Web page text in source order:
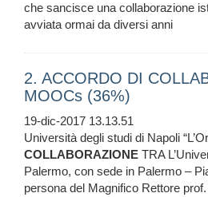
che sancisce una collaborazione
avviata ormai da diversi anni
2. ACCORDO DI
MOOCs (36%)
19-dic-2017 13.13.51
Università degli studi di Napoli
COLLABORAZIONE TRA
Palermo, con sede in Palermo –
persona del Magnifico Rettore